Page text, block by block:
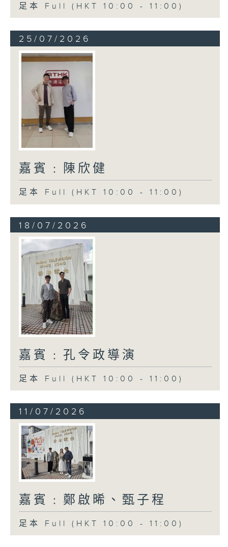
足本 Full (HKT 10:00 - 11:00)
25/07/2026
嘉賓﹕陳欣健
足本 Full (HKT 10:00 - 11:00)
18/07/2026
嘉賓﹕孔令政導演
足本 Full (HKT 10:00 - 11:00)
11/07/2026
嘉賓﹕鄭啟晞、甄子程
足本 Full (HKT 10:00 - 11:00)